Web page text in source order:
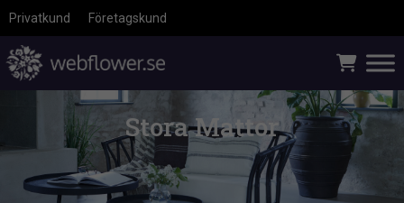
Privatkund Företagskund
Stora Mattor